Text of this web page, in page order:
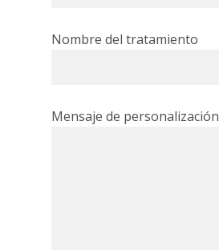
Nombre del tratamiento
Mensaje de personalización